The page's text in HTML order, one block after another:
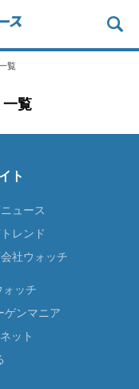
覧
一覧
ト
ュース
レンド
社ウォッチ
ォッチ
ゲンマニア
ット